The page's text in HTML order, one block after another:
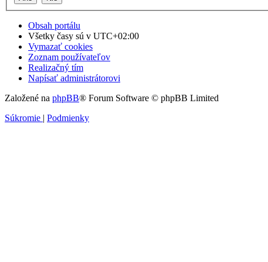
Obsah portálu
Všetky časy sú v UTC+02:00
Vymazať cookies
Zoznam používateľov
Realizačný tím
Napísať administrátorovi
Založené na phpBB® Forum Software © phpBB Limited
Súkromie | Podmienky